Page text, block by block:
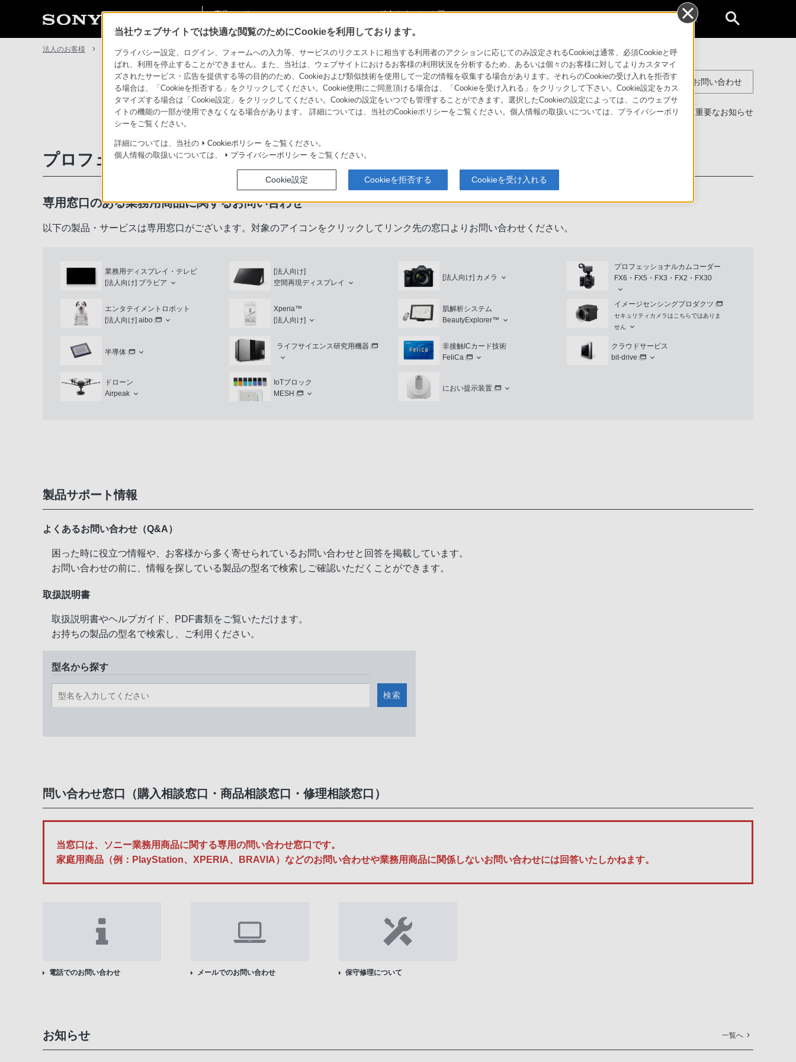
商品・ソリューショ
ン情報
総合サポート・お問
個人のお客様
法人のお客様 サポート・お問い合わせ
コンスーマー製品に関するお問い合わせ
製品に関する重要なお知らせ
プロフェッショナル／業務用製品に関するサポート・お問い合わせ
専用窓口のある業務用商品に関するお問い合わせ
以下の製品・サービスは専用窓口がございます。対象のアイコンをクリックしてリンク先の窓口よりお問い合わせください。
業務用ディスプレイ・テレビ
[法人向け] ブラビア
[法人向け]
空間再現ディスプレイ
[法人向け] カメラ
プロフェッショナルカムコーダー
FX6・FX5・FX3・FX2・FX30
エンタテイメントロボット
[法人向け] aibo
Xperia™
[法人向け]
肌解析システム
BeautyExplorer™
イメージセンシングプロダクツ
セキュリティカメラはこちらではありま
せん
半導体
ライフサイエンス研究用機器
非接触ICカード技術
FeliCa
クラウドサービス
bit-drive
ドローン
Airpeak
IoTブロック
MESH
におい提示装置
製品サポート情報
よくあるお問い合わせ（Q&A）
困った時に役立つ情報や、お客様から多く寄せられているお問い合わせと回答を掲載しています。
お問い合わせの前に、情報を探している製品の型名で検索しご確認いただくことができます。
取扱説明書
取扱説明書やヘルプガイド、PDF書類をご覧いただけます。
お持ちの製品の型名で検索し、ご利用ください。
型名から探す
検索
問い合わせ窓口（購入相談窓口・商品相談窓口・修理相談窓口）
当窓口は、ソニー業務用商品に関する専用の問い合わせ窓口です。
家庭用商品（例：PlayStation、XPERIA、BRAVIA）などのお問い合わせや業務用商品に関係しないお問い合わせには回答いたしかねます。
電話でのお問い合わせ メールでのお問い合わせ 保守修理について
お知らせ 一覧へ
当社ウェブサイトでは快適な閲覧のためにCookieを利用しております。
プライバシー設定、ログイン、フォームへの入力等、サービスのリクエストに相当する利用者のアクションに応じてのみ設定されるCookieは通常、必須Cookieと呼
ばれ、利用を停止することができません。また、当社は、ウェブサイトにおけるお客様の利用状況を分析するため、あるいは個々のお客様に対してよりカスタマイ
ズされたサービス・広告を提供する等の目的のため、Cookieおよび類似技術を使用して一定の情報を収集する場合があります。それらのCookieの受け入れを拒否す
る場合は、「Cookieを拒否する」をクリックしてください。Cookie使用にご同意頂ける場合は、「Cookieを受け入れる」をクリックして下さい。Cookie設定をカス
タマイズする場合は「Cookie設定」をクリックしてください。Cookieの設定をいつでも管理することができます。選択したCookieの設定によっては、このウェブサ
イトの機能の一部が使用できなくなる場合があります。 詳細については、当社のCookieポリシーをご覧ください。個人情報の取扱いについては、プライバシーポリ
シーをご覧ください。
詳細については、当社の Cookieポリシー をご覧ください。
個人情報の取扱いについては、
プライバシーポリシー をご覧ください。
Cookie設定 Cookieを拒否する Cookieを受け入れる